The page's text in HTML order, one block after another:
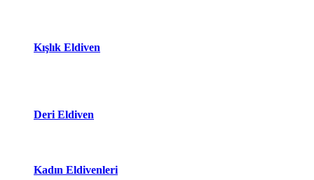
Kışlık Eldiven
Deri Eldiven
Kadın Eldivenleri